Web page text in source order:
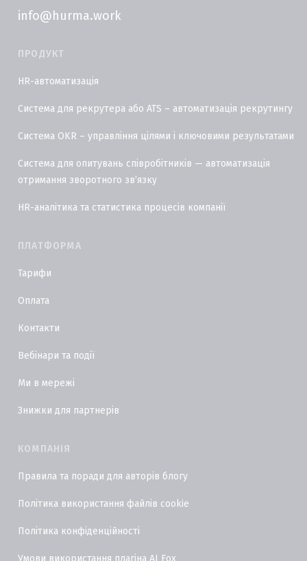
info@hurma.work
ПРОДУКТ
HR-автоматизація
Система для рекрутера або ATS – автоматизація рекрутингу
Система OKR – управління цілями і ключовими результатами
Система для опитувань співробітників — автоматизація
отримання зворотного звʼязку
HR-аналітика та статистика процесів компанії
ПЛАТФОРМА
Тарифи
Оплата
Контакти
Вебінари та події
Ми в мережі
Знижки для партнерів
КОМПАНІЯ
Правила та поради для авторів блогу
Політика використання файлів cookie
Політика конфіденційності